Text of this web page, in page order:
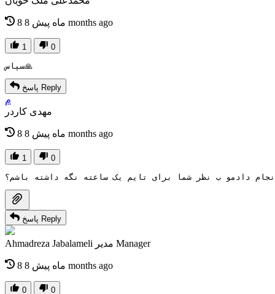
8 ماه پیش 8 months ago
1 0
سپاس🙏
پاسخ Reply
م
مهدی کاردر
8 ماه پیش 8 months ago
1 0
پاسخ Reply
Ahmadreza Jabalameli مدیر Manager
8 ماه پیش 8 months ago
0 0